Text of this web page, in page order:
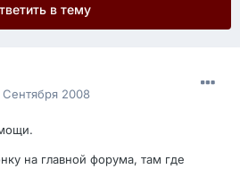
в тему
Сентября 2008
на главной форума, там где